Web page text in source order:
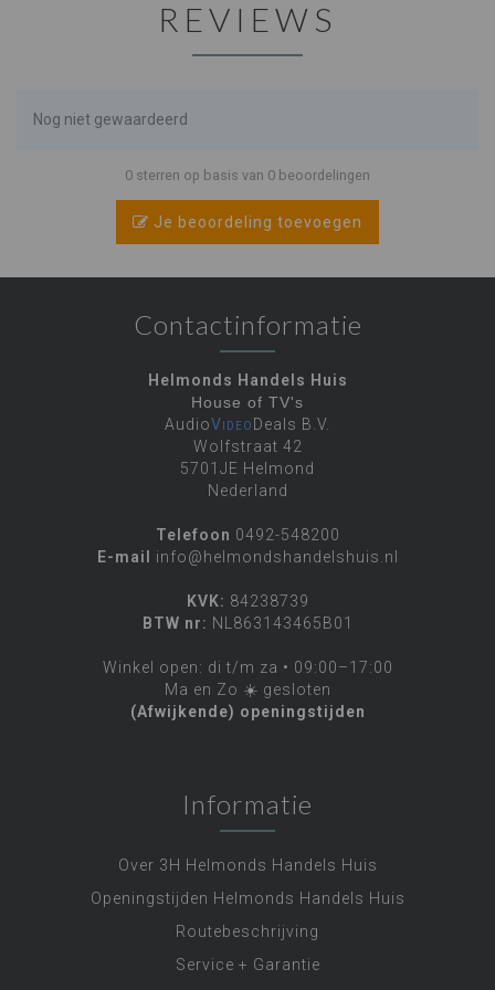
REVIEWS
Nog niet gewaardeerd
0 sterren op basis van 0 beoordelingen
Je beoordeling toevoegen
Contactinformatie
Helmonds Handels Huis
House of TV's
AudioVideo Deals B.V.
Wolfstraat 42
5701JE Helmond
Nederland
Telefoon 0492-548200
E-mail
info@helmondshandelshuis.nl
KVK: 84238739
BTW nr: NL863143465B01
Winkel open: di t/m za • 09:00–17:00
Ma en Zo ☀️ gesloten
(Afwijkende) openingstijden
Informatie
Over 3H Helmonds Handels Huis
Openingstijden Helmonds Handels Huis
Routebeschrijving
Service + Garantie